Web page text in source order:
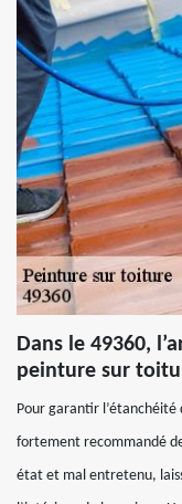
Dans le 49360,
peinture sur
Pour garantir
fortement recommandé
état et mal entretenu,